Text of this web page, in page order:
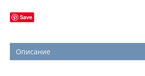
Save
Описание